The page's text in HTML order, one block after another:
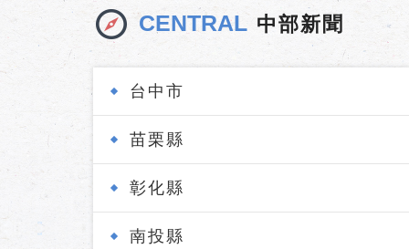
CENTRAL 中部新聞
台中市
苗栗縣
彰化縣
南投縣